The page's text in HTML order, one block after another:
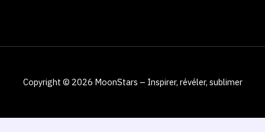
Copyright © 2026 MoonStars – Inspirer, révéler, sublimer